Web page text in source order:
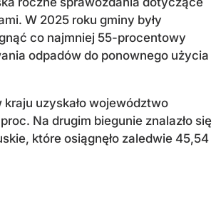
W 2025 roku gminy były
co najmniej 55-procentowy
odpadów do ponownego użycia
uzyskało województwo
Na drugim biegunie znalazło się
które osiągnęło zaledwie 45,54